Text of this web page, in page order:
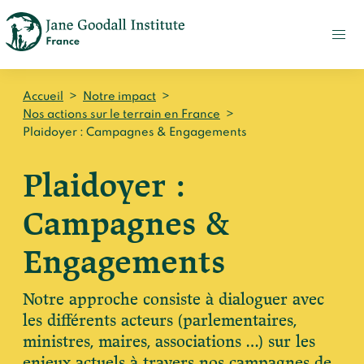
PRESSE
CONTACT
Qui sommes-nous ?
Accueil
Jane Goodall
Le Jane Goodall Institute France
Notre écosystème
Nos documents
Notre impact
Accueil
Nos actions sur le terrain en France
Nos actions sur le terrain en Afrique
Nos histoires
Accueil
Les histoires du docteur Jane
Témoignages du terrain
S'engager
Accueil
UN
Accueil > Notre impact >
Nos actions sur le terrain en France
>
Plaidoyer : Campagnes & Engagements
Plaidoyer :
Campagnes &
Engagements
Notre approche consiste à dialoguer avec
les différents acteurs (parlementaires,
ministres, maires, associations …) sur les